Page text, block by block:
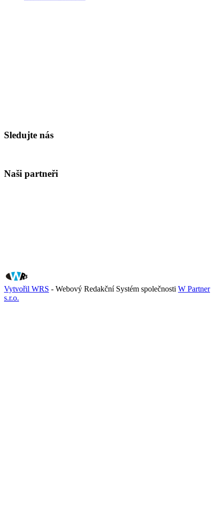
Sledujte nás
Naši partneři
Vytvořil WRS - Webový Redakční Systém společnosti W Partner
s.r.o.